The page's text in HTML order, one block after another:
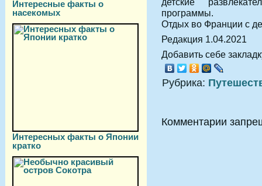
Интересные факты о
насекомых
Интересных факты о Японии
кратко
программы.
Отдых во Франции с
Редакция 1.04.2021
Добавить себе
Рубрика:
Комментарии